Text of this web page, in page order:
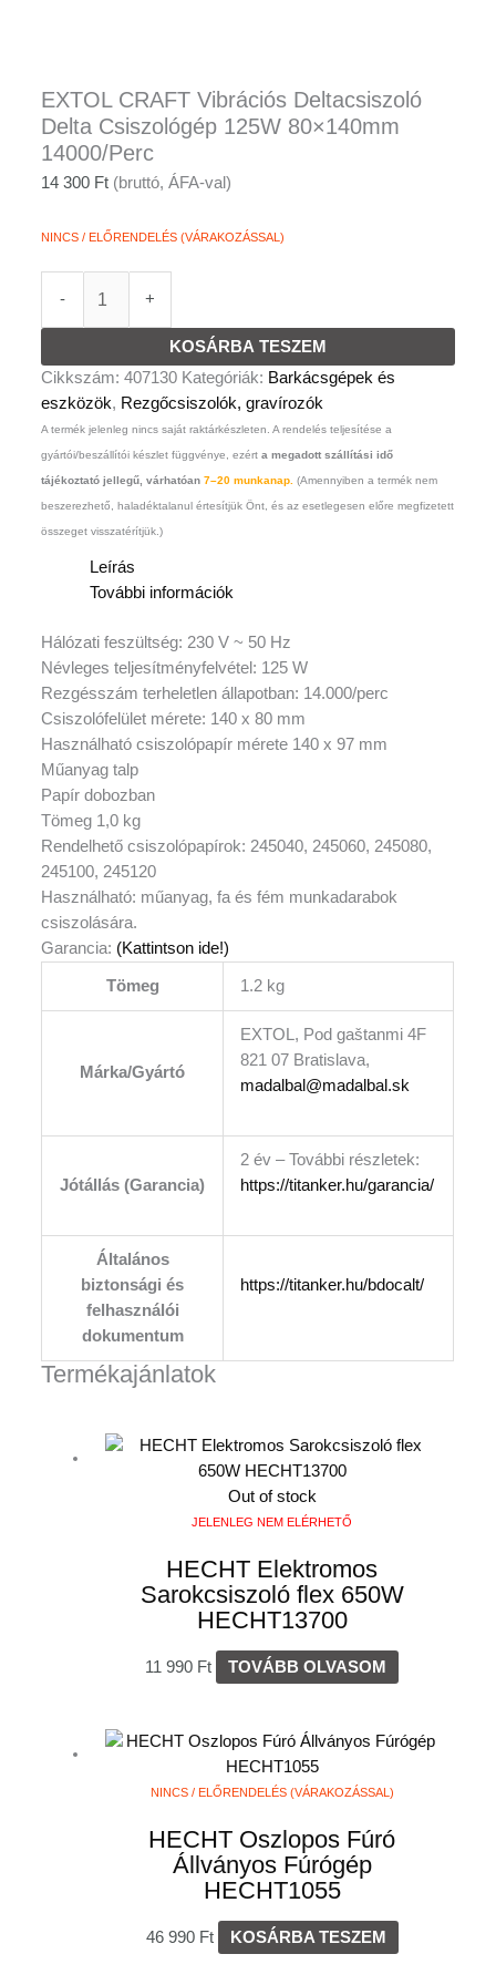
EXTOL CRAFT Vibrációs Deltacsiszoló
Delta Csiszológép 125W 80×140mm
14000/Perc
14 300 Ft (bruttó, ÁFA-val)
NINCS / ELŐRENDELÉS (VÁRAKOZÁSSAL)
- +
KOSÁRBA TESZEM
Cikkszám:407130 Kategóriák: Barkácsgépek és
eszközök, Rezgőcsiszolók, gravírozók
A termék jelenleg nincs saját raktárkészleten. A rendelés teljesítése a
gyártói/beszállítói készlet függvénye, ezérta megadott szállítási idő
tájékoztató jellegű, várhatóan7–20 munkanap. (Amennyiben a termék nem
beszerezhető, haladéktalanul értesítjük Önt, és az esetlegesen előre megfizetett
összeget visszatérítjük.)
Leírás
További információk
Hálózati feszültség: 230 V ~ 50 Hz
Névleges teljesítményfelvétel: 125 W
Rezgésszám terheletlen állapotban: 14.000/perc
Csiszolófelület mérete: 140 x 80 mm
Használható csiszolópapír mérete 140 x 97 mm
Műanyag talp
Papír dobozban
Tömeg 1,0 kg
Rendelhető csiszolópapírok: 245040, 245060, 245080,
245100, 245120
Használható: műanyag, fa és fém munkadarabok
csiszolására.
Garancia: (Kattintson ide!)
Tömeg 1.2 kg
Márka/Gyártó
EXTOL, Pod gaštanmi 4F
821 07 Bratislava,
madalbal@madalbal.sk
Jótállás (Garancia)
2 év – További részletek:
https://titanker.hu/garancia/
Általános
biztonsági és
felhasználói
dokumentum
https://titanker.hu/bdocalt/
Termékajánlatok
Out of stock
JELENLEG NEM ELÉRHETŐ
HECHT Elektromos
Sarokcsiszoló flex 650W
HECHT13700
11 990 Ft TOVÁBB OLVASOM
NINCS / ELŐRENDELÉS (VÁRAKOZÁSSAL)
HECHT Oszlopos Fúró
Állványos Fúrógép
HECHT1055
46 990 Ft KOSÁRBA TESZEM